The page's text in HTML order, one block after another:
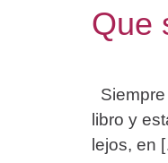
Que
libro y
lejos, en